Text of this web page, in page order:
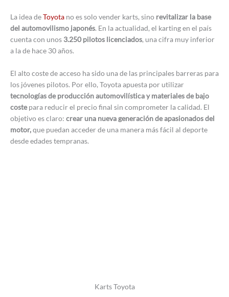
La idea deToyota no es solo vender karts, sino revitalizar la base
del automovilismo japonés. En la actualidad, el karting en el país
cuenta con unos 3.250 pilotos licenciados, una cifra muy inferior
a la de hace 30 años.
El alto coste de acceso ha sido una de las principales barreras para
los jóvenes pilotos. Por ello, Toyota apuesta por utilizar
tecnologías de producción automovilística y materiales de bajo
costepara reducir el precio final sin comprometer la calidad. El
objetivo es claro: crear una nueva generación de apasionados del
motor,que puedan acceder de una manera más fácil al deporte
desde edades tempranas.
Karts Toyota